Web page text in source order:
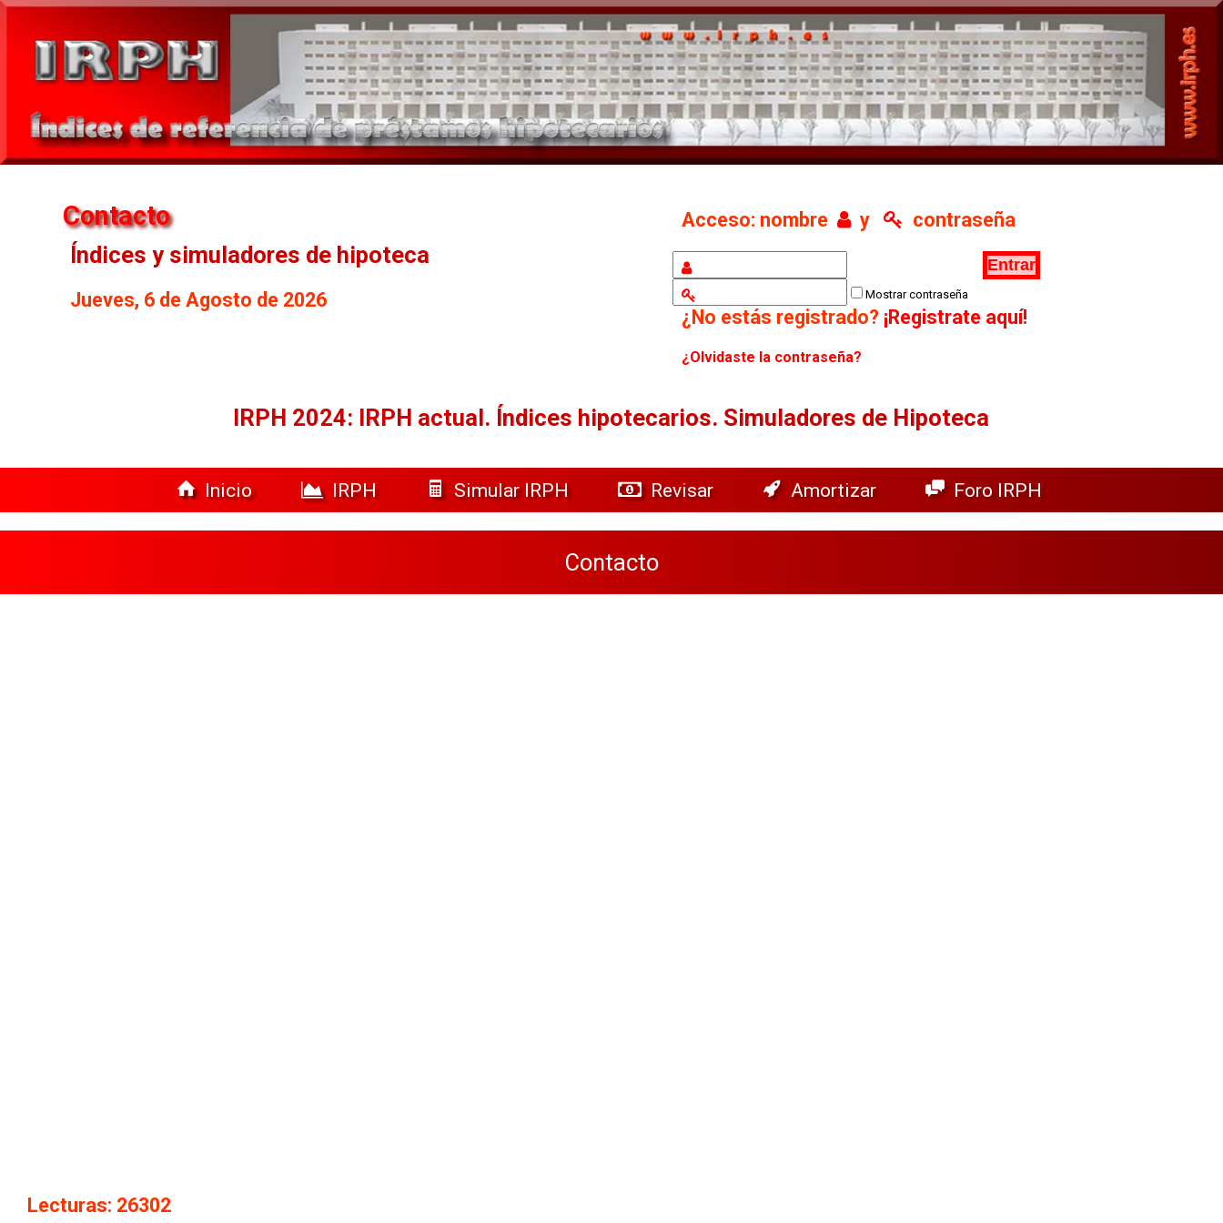
Contacto
Índices y simuladores de hipoteca
Jueves, 6 de Agosto de 2026
Acceso: nombre y contraseña
Mostrar contraseña
¿No estás registrado? ¡Registrate aquí!
¿Olvidaste la contraseña?
IRPH 2024: IRPH actual. Índices hipotecarios. Simuladores de Hipoteca
Inicio IRPH Simular IRPH Revisar Amortizar Foro IRPH
Contacto
Lecturas: 26302